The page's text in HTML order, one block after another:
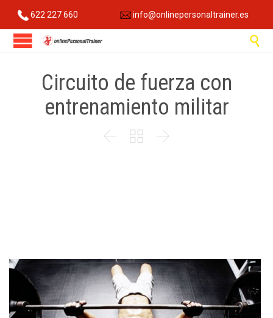
622 227 660 info@onlinepersonaltrainer.es

Circuito de fuerza con
entrenamiento militar
  